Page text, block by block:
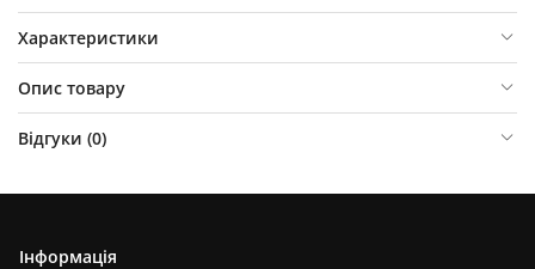
Характеристики
Опис товару
Відгуки (0)
Інформація